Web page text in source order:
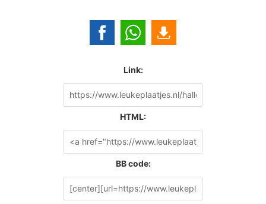
Link:
HTML:
BB code: